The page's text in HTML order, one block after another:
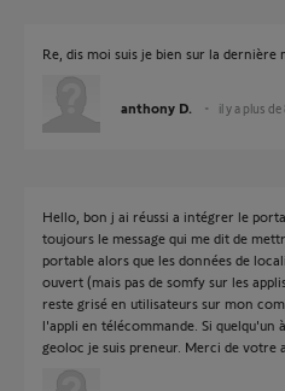
Re, dis moi suis je bien sur la dernière
anthony D. il y a plus de
Hello, bon j ai réussi a intégrer le
toujours le message qui me dit de
portable alors que les données de
ouvert (mais pas de somfy sur les
reste grisé en utilisateurs sur mon
l'appli en télécommande. Si quelqu'un
geoloc je suis preneur. Merci de votre